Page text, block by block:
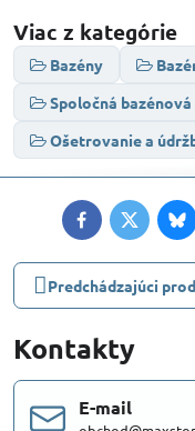
Viac z kategórie
Bazény
Spoločná bazénová
Ošetrovanie a
FacebookTwitter
Predchádzajúci
Kontakty
E-mail